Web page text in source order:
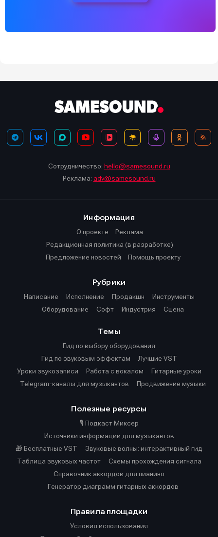
Сотрудничество: hello@samesound.ru
Реклама: adv@samesound.ru
Информация
О проекте
Реклама
Редакционная политика (в разработке)
Предложение новостей
Помощь проекту
Рубрики
Написание
Исполнение Продакшн
Инструменты
Оборудование
Софт Индустрия Сцена
Темы
Гид по выбору оборудования
Гид по звуковым эффектам
Лучшие VST
Уроки звукозаписи
Работа с вокалом
Гитарные уроки
Telegram-каналы для музыкантов
Продвижение музыки
Полезные ресурсы
🎙️ Подкаст Миксер
Источники информации для музыкантов
🎁 Бесплатные VST
Звуковые волны: интерактивный гид
Таблица звуковых частот
Cхемы прохождения сигнала
Справочник аккордов для пианино
Генератор диаграмм гитарных аккордов
Правила площадки
Условия использования